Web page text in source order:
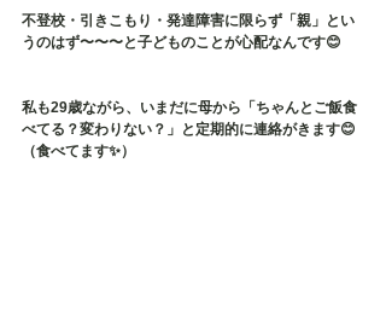
不登校・引きこもり・発達障害に限らず「親」とい
うのはず〜〜〜と子どものことが心配なんです😊
私も29歳ながら、いまだに母から「ちゃんとご飯食
べてる？変わりない？」と定期的に連絡がきます😊
（食べてます✨）